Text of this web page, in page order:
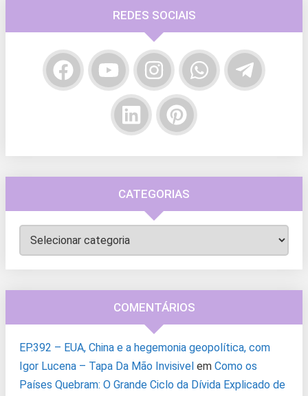
REDES SOCIAIS
CATEGORIAS
Categorias
COMENTÁRIOS
EP.392 – EUA, China e a hegemonia geopolítica, com
Igor Lucena – Tapa Da Mão Invisivel em Como os
Países Quebram: O Grande Ciclo da Dívida Explicado de